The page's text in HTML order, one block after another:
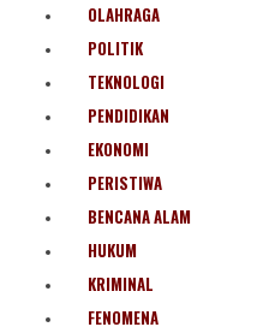
OLAHRAGA
POLITIK
TEKNOLOGI
PENDIDIKAN
EKONOMI
PERISTIWA
BENCANA ALAM
HUKUM
KRIMINAL
FENOMENA